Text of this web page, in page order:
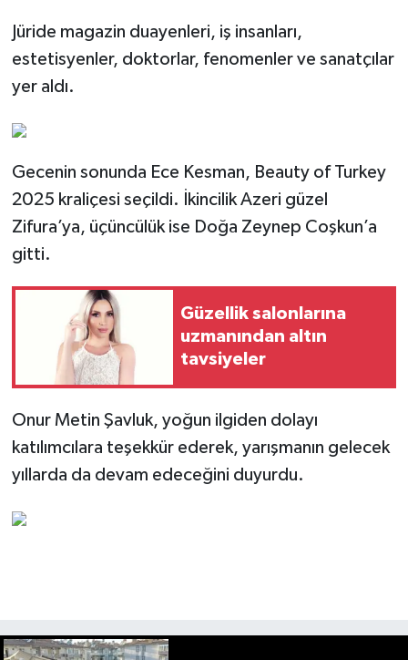
Jüride magazin duayenleri, iş insanları,
estetisyenler, doktorlar, fenomenler ve sanatçılar
yer aldı.
Gecenin sonunda Ece Kesman, Beauty of Turkey
2025 kraliçesi seçildi. İkincilik Azeri güzel
Zifura’ya, üçüncülük ise Doğa Zeynep Coşkun’a
gitti.
Güzellik salonlarına
uzmanından altın
tavsiyeler
Onur Metin Şavluk, yoğun ilgiden dolayı
katılımcılara teşekkür ederek, yarışmanın gelecek
yıllarda da devam edeceğini duyurdu.